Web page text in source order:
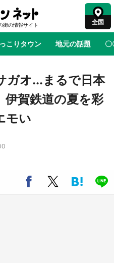
全国
こりタウン 地元の話題 〇
時はありがとう 物語がはじ
ネスが栃木県を征服！？ 県
「聖地」が生産されてます
8／1～10／26】
ガオ...まるで日本
賀鉄道の夏を彩
モい